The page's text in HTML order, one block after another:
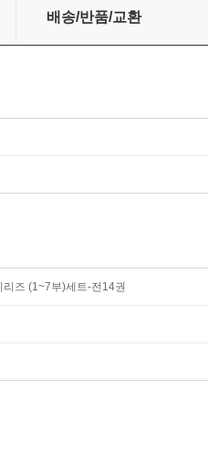
권
배송/반품/교환
즈 (1~7부)세트-전14권